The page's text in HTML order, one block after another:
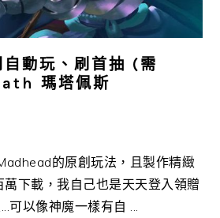
動玩、刷首抽 (需
瑪塔佩斯
的原創玩法，且製作精緻
下載，我自己也是天天登入領贈
可以像神魔一樣有自 ...